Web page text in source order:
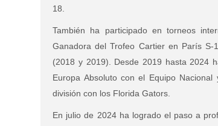
18.
También ha participado en torneos
Ganadora del Trofeo Cartier en París
(2018 y 2019). Desde 2019 hasta 2024
Europa Absoluto con el Equipo
división con los Florida Gators.
En julio de 2024 ha logrado el paso a